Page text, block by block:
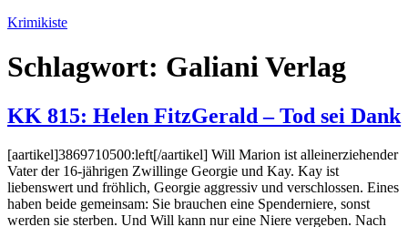
Zum
springen
Krimikiste
Schlagwort: Galiani Verlag
KK 815: Helen FitzGerald – Tod sei Dank
[aartikel]3869710500:left[/aartikel] Will Marion ist alleinerziehender
Vater der 16-jährigen Zwillinge Georgie und Kay. Kay ist
liebenswert und fröhlich, Georgie aggressiv und verschlossen. Eines
haben beide gemeinsam: Sie brauchen eine Spenderniere, sonst
werden sie sterben. Und Will kann nur eine Niere vergeben. Nach